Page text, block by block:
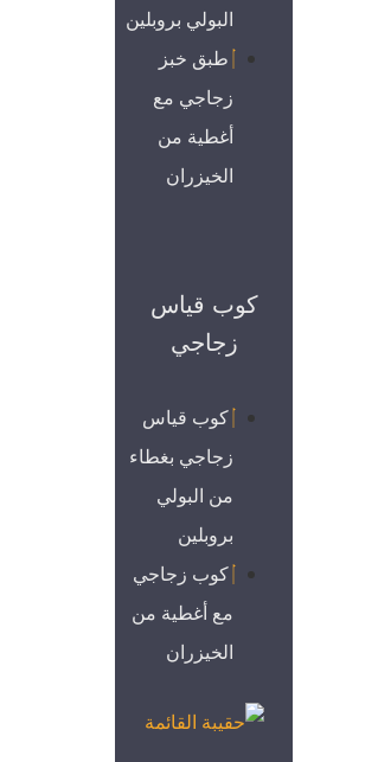
البولي بروبلين
طبق خبز
زجاجي مع
أغطية من
الخيزران
كوب قياس
زجاجي
كوب قياس
زجاجي بغطاء
من البولي
بروبلين
كوب زجاجي
مع أغطية من
الخيزران